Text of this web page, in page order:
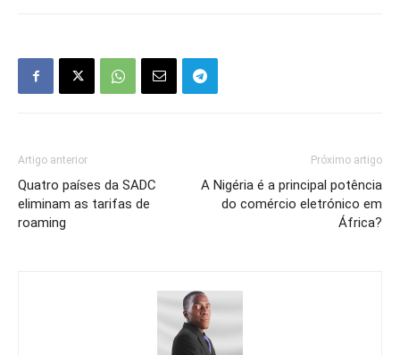
Artigo anterior
Quatro países da SADC
eliminam as tarifas de
roaming
Próximo artigo
A Nigéria é a principal potência
do comércio eletrónico em
África?